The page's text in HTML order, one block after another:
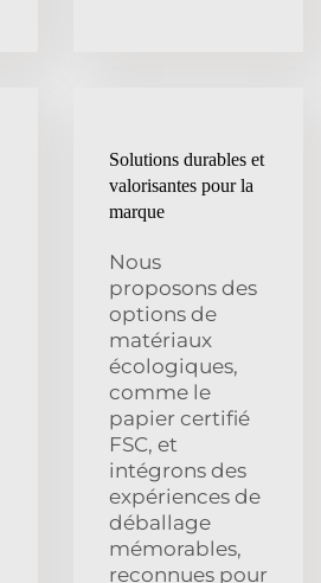
Solutions durables et
valorisantes pour la
marque
Nous
proposons des
options de
matériaux
écologiques,
comme le
papier certifié
FSC, et
intégrons des
expériences de
déballage
mémorables,
reconnues pour